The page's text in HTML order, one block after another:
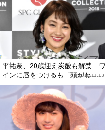
平祐奈、20歳迎え炭酸も解禁 ワ
インに唇をつけるも「頭がわ...
2018.11.13